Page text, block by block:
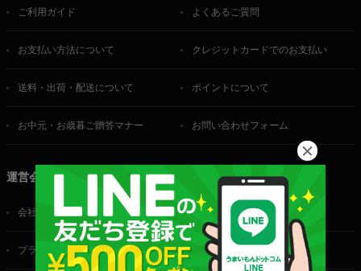
ご利用ガイド よくあるご質問
お支払い方法について クレジットカードでのお支払い
送料・出荷・配送について ポイントについて
お中元・お歳暮ご贈答マナー お問い合わせフォーム
運営会社
会社概要 ご利用規約
プライバシーポリシー 特定商取引法に基づく表記